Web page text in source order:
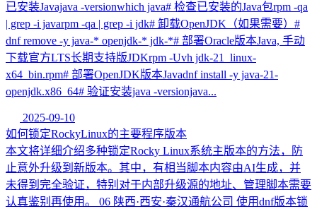
已安装Javajava -versionwhich java# 检查已安装的Java包rpm -qa
| grep -i javarpm -qa | grep -i jdk# 卸载OpenJDK（如果需要）#
dnf remove -y java-* openjdk-* jdk-*# 部署Oracle版本Java, 手动
下载官方LTS长期支持版JDKrpm -Uvh jdk-21_linux-
x64_bin.rpm# 部署OpenJDK版本Javadnf install -y java-21-
openjdk.x86_64# 验证安装java -versionjava...
2025-09-10
如何锁定RockyLinux的主要程序版本
本文将详细介绍多种锁定Rocky Linux系统主版本的方法，防
止意外升级到新版本。其中，有相当脚本内容由AI生成，并
未得到完全验证，特别对于内部升级源的地址、管理脚本需要
认真鉴别再使用。 06 陕西·西安·秦汉通航公司 使用dnf版本锁